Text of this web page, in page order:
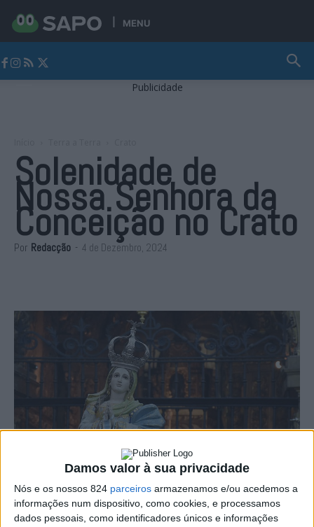
Damos valor à sua privacidade
Nós e os nossos 824 parceiros armazenamos e/ou acedemos a
informações num dispositivo, como cookies, e processamos
dados pessoais, como identificadores únicos e informações
MENU
Publicidade
Solenidade de
Nossa Senhora da
Conceição no Crato
Por Redacção - 4 de Dezembro, 2024